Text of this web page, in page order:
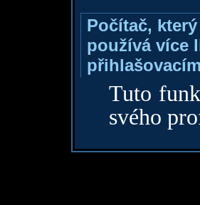
Počítač,
používá více
Tuto
svého